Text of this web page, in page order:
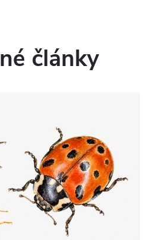
články